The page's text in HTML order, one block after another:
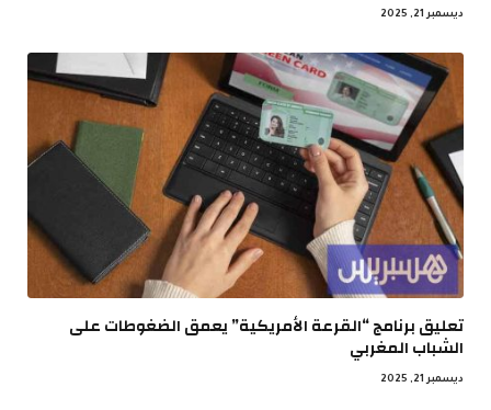
ديسمبر 21, 2025
تعليق برنامج “القرعة الأمريكية” يعمق الضغوطات على
الشباب المغربي
ديسمبر 21, 2025